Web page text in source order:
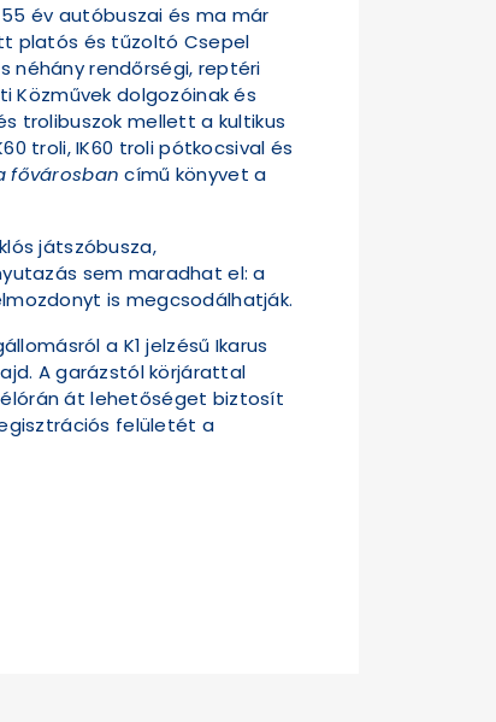
év autóbuszai és ma már
platós és tűzoltó Csepel
néhány rendőrségi, reptéri
Közművek dolgozóinak és
trolibuszok mellett a kultikus
troli, IK60 troli pótkocsival és
fővárosban című könyvet a
játszóbusza,
sem maradhat el: a
is megcsodálhatják.
a K1 jelzésű Ikarus
A garázstól körjárattal
át lehetőséget biztosít
felületét a